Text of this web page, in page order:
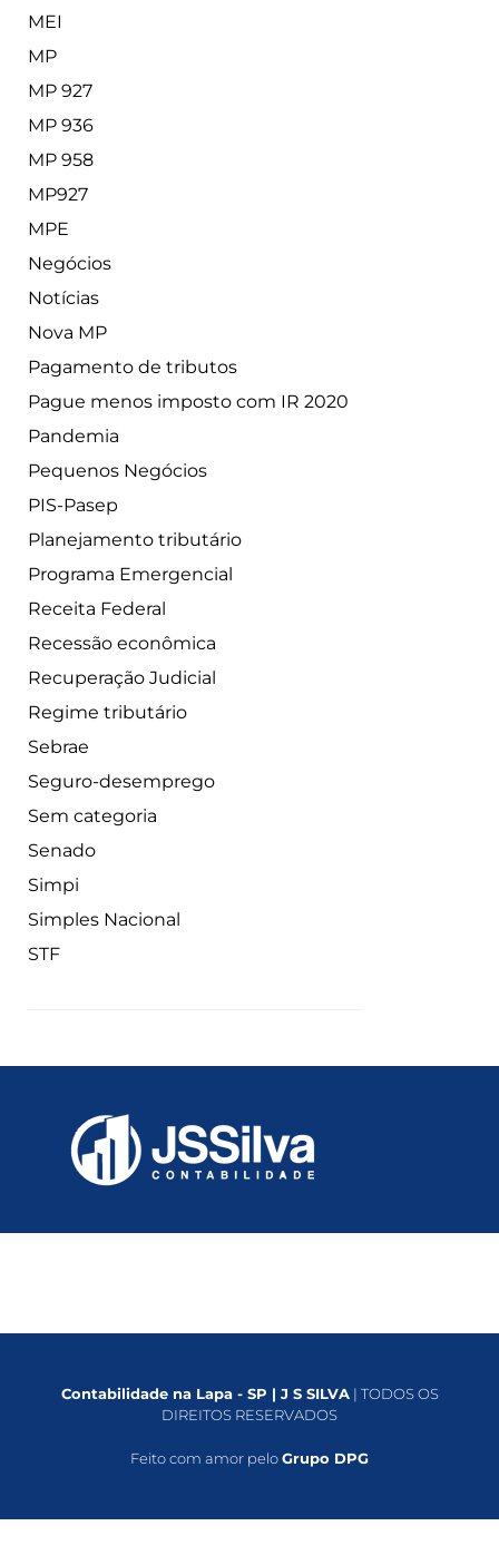
MEI
MP
MP 927
MP 936
MP 958
MP927
MPE
Negócios
Notícias
Nova MP
Pagamento de tributos
Pague menos imposto com IR 2020
Pandemia
Pequenos Negócios
PIS-Pasep
Planejamento tributário
Programa Emergencial
Receita Federal
Recessão econômica
Recuperação Judicial
Regime tributário
Sebrae
Seguro-desemprego
Sem categoria
Senado
Simpi
Simples Nacional
STF
Contabilidade na Lapa - SP | J S SILVA| TODOS OS
DIREITOS RESERVADOS
Feito com amor peloGrupo DPG